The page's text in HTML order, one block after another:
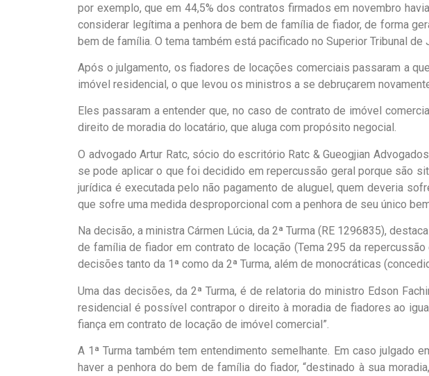
por exemplo, que em 44,5% dos contratos firmados em novembro
considerar legítima a penhora de bem de família de fiador, de forma
bem de família. O tema também está pacificado no Superior Tribunal de
Após o julgamento, os fiadores de locações comerciais passaram a
imóvel residencial, o que levou os ministros a se debruçarem
Eles passaram a entender que, no caso de contrato de imóvel
direito de moradia do locatário, que aluga com propósito negocial.
O advogado Artur Ratc, sócio do escritório Ratc & Gueogjian
se pode aplicar o que foi decidido em repercussão geral porque são
jurídica é executada pelo não pagamento de aluguel, quem deveria
que sofre uma medida desproporcional com a penhora de seu único
Na decisão, a ministra Cármen Lúcia, da 2ª Turma (RE 1296835),
de família de fiador em contrato de locação (Tema 295 da
decisões tanto da 1ª como da 2ª Turma, além de monocráticas
Uma das decisões, da 2ª Turma, é de relatoria do ministro Edson
residencial é possível contrapor o direito à moradia de fiadores ao
fiança em contrato de locação de imóvel comercial”.
A 1ª Turma também tem entendimento semelhante. Em caso julgado
haver a penhora do bem de família do fiador, “destinado à sua